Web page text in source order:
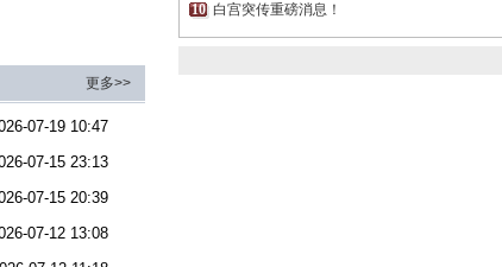
更多>>
07-19 10:47
07-15 23:13
07-15 20:39
07-12 13:08
白宫突传重磅消息！